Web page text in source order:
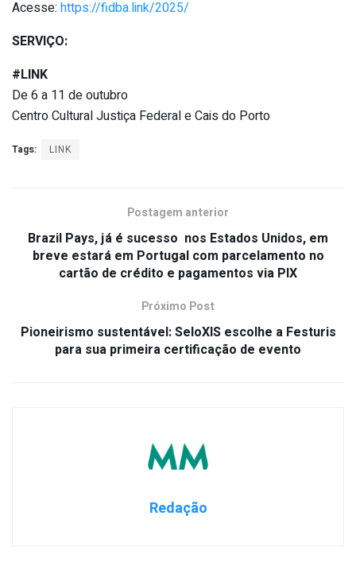
Acesse: https://fidba.link/2025/
SERVIÇO:
#LINK
De 6 a 11 de outubro
Centro Cultural Justiça Federal e Cais do Porto
Tags: LINK
Postagem anterior
Brazil Pays, já é sucesso nos Estados Unidos, em
breve estará em Portugal com parcelamento no
cartão de crédito e pagamentos via PIX
Próximo Post
Pioneirismo sustentável: SeloXIS escolhe a Festuris
para sua primeira certificação de evento
Redação